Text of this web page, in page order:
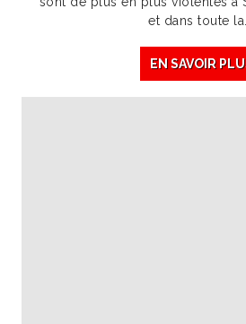
et dans toute
EN SAVOIR